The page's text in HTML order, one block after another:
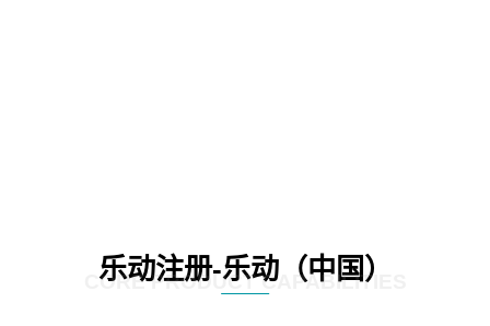
乐动注册-乐动（中国）
CORE PRODUCT CAPABILITIES